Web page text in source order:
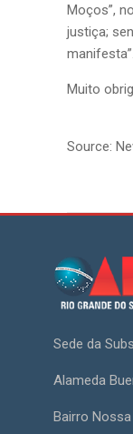
Moços”,
justiça;
manifesta”.
Muito
Source:
Sede da
Alameda
Bairro